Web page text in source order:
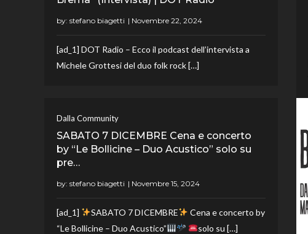
by: stefano biagetti
[ad_1] DOT Radio – Ecco il podcast dell’intervista a
Michele Grottesi del duo folk rock […]
Dalla Community
SABATO 7 DICEMBRE Cena e concerto
by “Le Bollicine – Duo Acustico” solo su
pre…
by: stefano biagetti
[ad_1] SABATO 7 DICEMBRE
Cena e concerto by
“Le Bollicine – Duo Acustico”
solo su […]